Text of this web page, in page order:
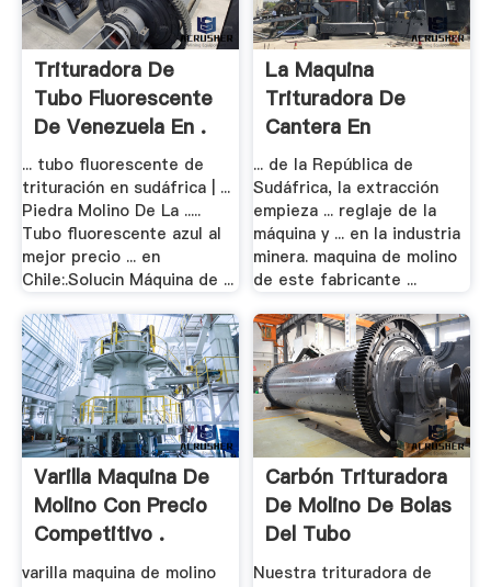
Trituradora De
Tubo Fluorescente
De Venezuela En .
... tubo fluorescente de
trituración en sudáfrica | ...
Piedra Molino De La .....
Tubo fluorescente azul al
mejor precio ... en
Chile:.Solucin Máquina de ...
La Maquina
Trituradora De
Cantera En
Sudafrica
... de la República de
Sudáfrica, la extracción
empieza ... reglaje de la
máquina y ... en la industria
minera. maquina de molino
de este fabricante ...
Varilla Maquina De
Molino Con Precio
Competitivo .
varilla maquina de molino
Carbón Trituradora
De Molino De Bolas
Del Tubo
Nuestra trituradora de